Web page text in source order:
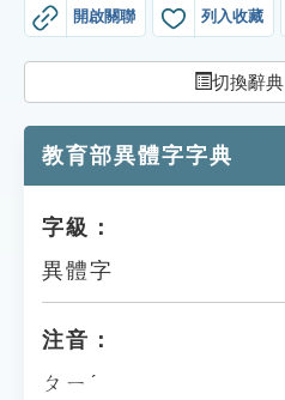
遊戲專區
教學應用
貓頭鷹博士
開啟關聯 列入收藏
切換辭典
教育部異體字字典
字級：
異體字
注音：
ㄆㄧˊ